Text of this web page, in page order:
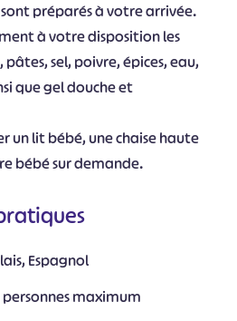
préparés à votre arrivée.
à votre disposition les
sel, poivre, épices, eau,
que gel douche et
un lit bébé, une chaise haute
bébé sur demande.
Espagnol
personnes maximum